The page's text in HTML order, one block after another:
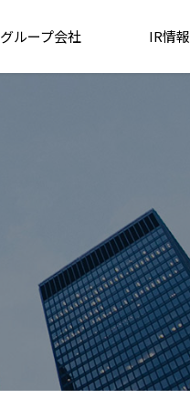
グループ会社 IR情報